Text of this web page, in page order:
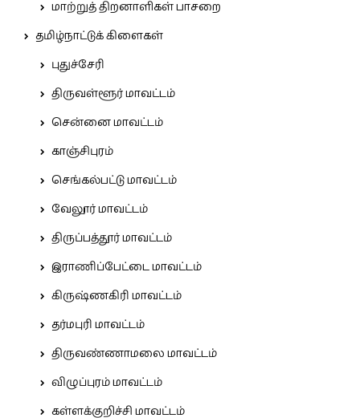
மாற்றுத் திறனாளிகள் பாசறை
தமிழ்நாட்டுக் கிளைகள்
புதுச்சேரி
திருவள்ளூர் மாவட்டம்
சென்னை மாவட்டம்
காஞ்சிபுரம்
செங்கல்பட்டு மாவட்டம்
வேலூர் மாவட்டம்
திருப்பத்தூர் மாவட்டம்
இராணிப்பேட்டை மாவட்டம்
கிருஷ்ணகிரி மாவட்டம்
தர்மபுரி மாவட்டம்
திருவண்ணாமலை மாவட்டம்
விழுப்புரம் மாவட்டம்
கள்ளக்குறிச்சி மாவட்டம்